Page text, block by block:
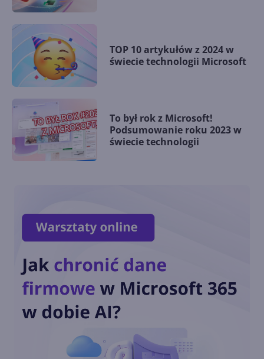
TOP 10 artykułów z 2024 w
świecie technologii Microsoft
To był rok z Microsoft!
Podsumowanie roku 2023 w
świecie technologii